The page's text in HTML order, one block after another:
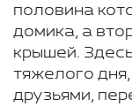
половина
домика, а
крышей.
тяжелого
друзьями,